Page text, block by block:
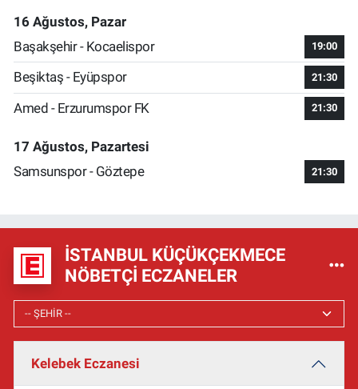
16 Ağustos, Pazar
Başakşehir - Kocaelispor
19:00
Beşiktaş - Eyüpspor 21:30
Amed - Erzurumspor FK 21:30
17 Ağustos, Pazartesi
Samsunspor - Göztepe
21:30
İSTANBUL KÜÇÜKÇEKMECE
NÖBETÇI ECZANELER
Kelebek Eczanesi